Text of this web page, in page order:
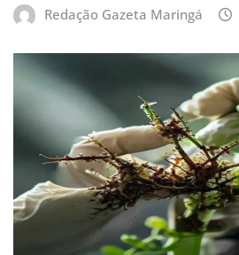
Redação Gazeta Maringá